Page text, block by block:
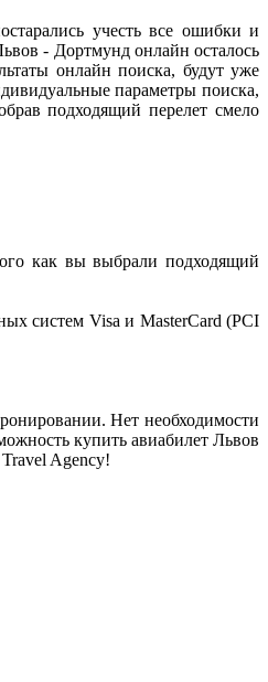
учесть все ошибки и
- Дортмунд онлайн осталось
онлайн поиска, будут уже
параметры поиска,
подходящий перелет смело
как вы выбрали подходящий
систем Visa и MasterCard (PCI
Нет необходимости
купить авиабилет Львов
Agency!